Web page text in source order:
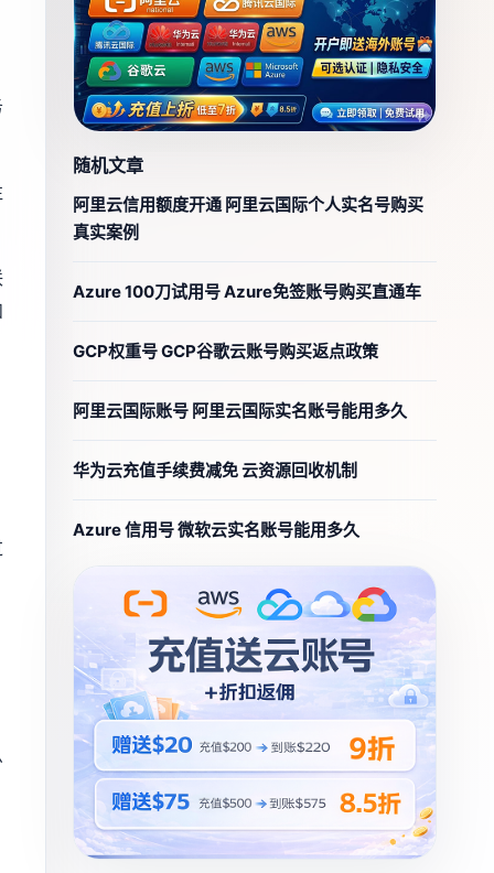
随机文章
阿里云信用额度开通 阿里云国际个人实名号购买
真实案例
Azure 100刀试用号 Azure免签账号购买直通车
GCP权重号 GCP谷歌云账号购买返点政策
阿里云国际账号 阿里云国际实名账号能用多久
华为云充值手续费减免 云资源回收机制
Azure 信用号 微软云实名账号能用多久